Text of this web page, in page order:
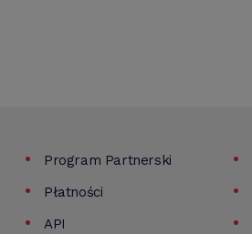
Program Partnerski
Płatności
API